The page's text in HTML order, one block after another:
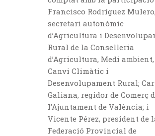
Francisco Rodríguez Mulero,
secretari autonòmic
d’Agricultura i
Rural de la Conselleria
d’Agricultura, Medi ambient,
Canvi Climàtic i
Desenvolupament Rural;
Galiana, regidor de Comerç
l’Ajuntament de València; i
Vicente Pérez, president de
Federació Provincial de